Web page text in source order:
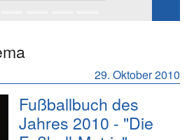
29. Oktober 2010
Fußballbuch des
Jahres 2010 - "Die